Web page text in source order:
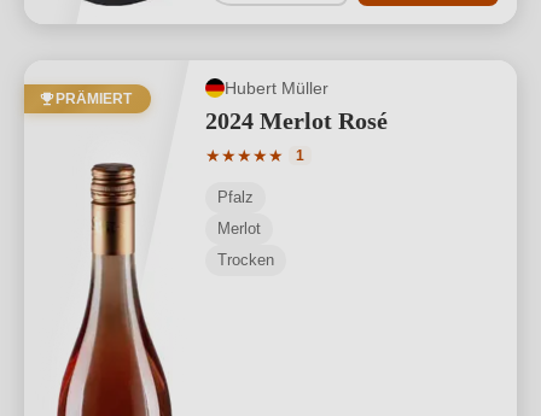
PRÄMIERT
Hubert Müller
2024 Merlot Rosé
★★★★★
Durchschnittliche Bewertung von 5
1
Pfalz
Merlot
Trocken